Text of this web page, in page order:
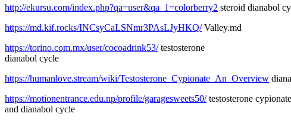
http://ekursu.com/index.php?qa=user&qa_1=colorberry2 steroid dianabol
https://md.kif.rocks/INCsyCaLSNmr3PAsLJyHKQ/Valley.md
https://torino.com.mx/user/cocoadrink53/testosterone
dianabol cycle
https://humanlove.stream/wiki/Testosterone_Cypionate_An_Overview
https://motionentrance.edu.np/profile/garagesweets50/testosterone cypionate
and dianabol cycle